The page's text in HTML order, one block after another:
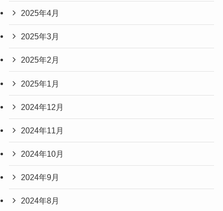
2025年4月
2025年3月
2025年2月
2025年1月
2024年12月
2024年11月
2024年10月
2024年9月
2024年8月